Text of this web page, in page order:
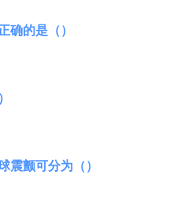
确的是（）
震颤可分为（）